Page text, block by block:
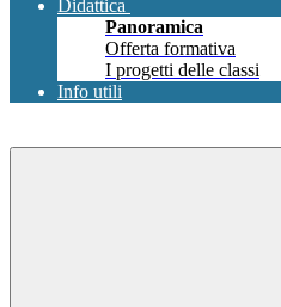
Didattica
Panoramica
Offerta formativa
I progetti delle classi
Info utili